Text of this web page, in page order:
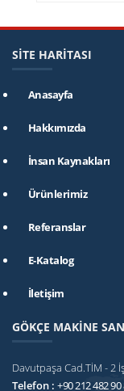
SİTE HARİTASI
Anasayfa
Hakkımızda
İnsan Kaynakları
Ürünlerimiz
Referanslar
E-Katalog
İletişim
GÖKÇE MAKİNE
Davutpaşa Cad.TİM - 2
Telefon : +90 212 482 90